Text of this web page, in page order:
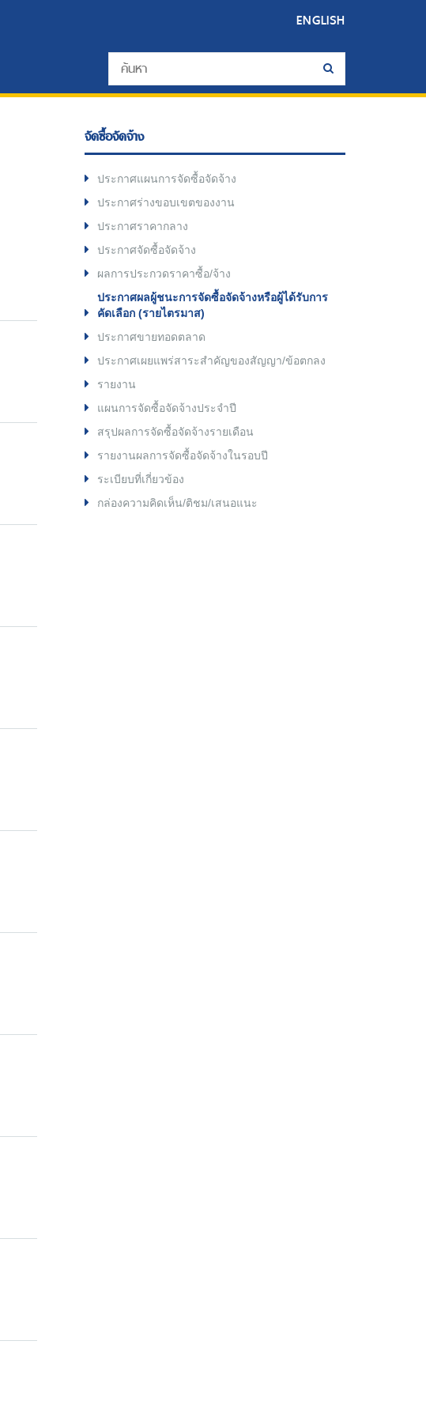
ENGLISH
จัดซื้อจัดจ้าง
ประกาศแผนการจัดซื้อจัดจ้าง
ประกาศร่างขอบเขตของงาน
ประกาศราคากลาง
ประกาศจัดซื้อจัดจ้าง
ผลการประกวดราคาซื้อ/จ้าง
ประกาศผลผู้ชนะการจัดซื้อจัดจ้างหรือผู้ได้รับการ
คัดเลือก (รายไตรมาส)
ประกาศขายทอดตลาด
ประกาศเผยแพร่สาระสำคัญของสัญญา/ข้อตกลง
รายงาน
แผนการจัดซื้อจัดจ้างประจำปี
สรุปผลการจัดซื้อจัดจ้างรายเดือน
รายงานผลการจัดซื้อจัดจ้างในรอบปี
ระเบียบที่เกี่ยวข้อง
กล่องความคิดเห็น/ติชม/เสนอแนะ